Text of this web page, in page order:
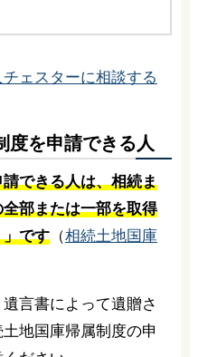
ェスターに相談する
度を申請できる人
できる人は、相続ま
部または一部を取得
です（相続土地国庫
言書によって遺贈さ
地国庫帰属制度の申